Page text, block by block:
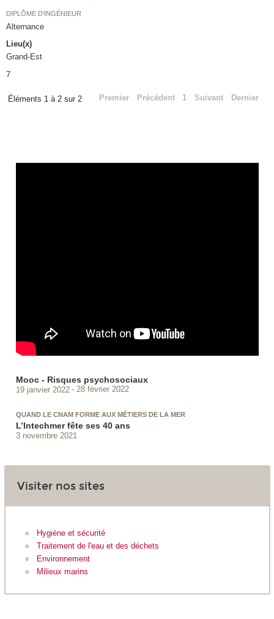
DIPLÔME D'INGÉNIEUR
Alternance
Lieu(x)
Grand-Est
7
Éléments 1 à 2 sur 2 Premier Précédent 1 Suivant Dernier
Mooc - Risques psychosociaux
19 janvier 2022 28 février 2022
QUAND LE CNAM FORME AUX MÉTIERS DE LA MER
L’Intechmer fête ses 40 ans
3 novembre 2021
Visiter nos sites
Hygiène et sécurité
Traitement de l'eau et des déchets
Environnement
Milieux marins